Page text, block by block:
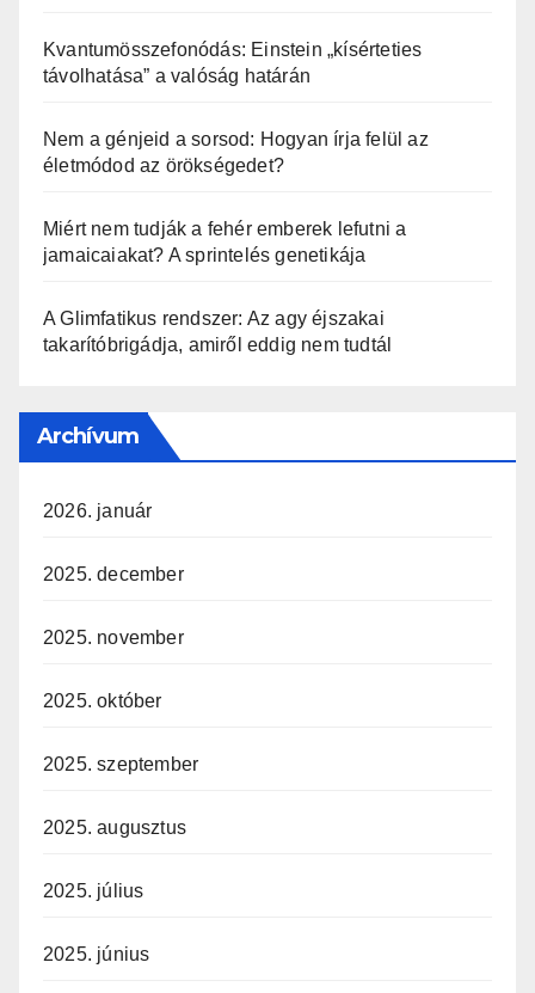
Kvantumösszefonódás: Einstein „kísérteties
távolhatása” a valóság határán
Nem a génjeid a sorsod: Hogyan írja felül az
életmódod az örökségedet?
Miért nem tudják a fehér emberek lefutni a
jamaicaiakat? A sprintelés genetikája
A Glimfatikus rendszer: Az agy éjszakai
takarítóbrigádja, amiről eddig nem tudtál
Archívum
2026. január
2025. december
2025. november
2025. október
2025. szeptember
2025. augusztus
2025. július
2025. június